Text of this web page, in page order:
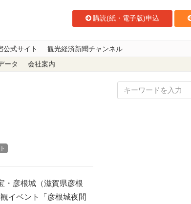
購読(紙・電子版)申込
公式サイト 観光経済新聞チャンネル
ータ 会社案内
彦根城（滋賀県彦根
イベント「彦根城夜間